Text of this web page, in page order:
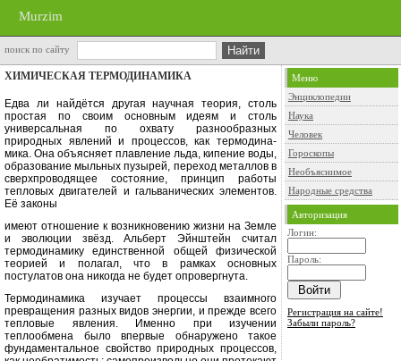
Murzim
поиск по сайту
ХИМИЧЕСКАЯ ТЕРМОДИНАМИКА
Едва ли найдётся другая научная тео­рия, столь
простая по своим основ­ным идеям и столь
универсальная по охвату разнообразных
природных явлений и процессов, как термодина­
мика. Она объясняет плавление льда, кипение воды,
образование мыль­ных пузырей, переход металлов в
сверхпроводящее состояние, прин­цип работы
тепловых двигателей и гальванических элементов.
Её законы
имеют отношение к возникновению жизни на Земле
и эволюции звёзд. Альберт Эйнштейн считал
термоди­намику единственной общей физиче­ской
теорией и полагал, что в рамках основных
постулатов она никогда не будет опровергнута.
Термодинамика изучает процессы взаимного
превращения разных ви­дов энергии, и прежде всего
тепловые явления. Именно при изучении
теплообмена было впервые обнаружено такое
фундаментальное свойство природных процессов,
Меню
Энциклопедии
Наука
Человек
Гороскопы
Необъяснимое
Народные средства
Авторизация
Логин:
Пароль:
Регистрация на сайте!
Забыли пароль?